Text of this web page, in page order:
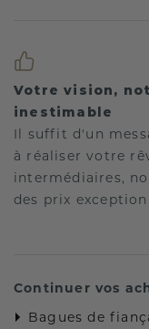
Votre vision,
inestimable
Il suffit d'un
à réaliser votre
intermédiaires,
des prix
Continuer vos
Bagues de